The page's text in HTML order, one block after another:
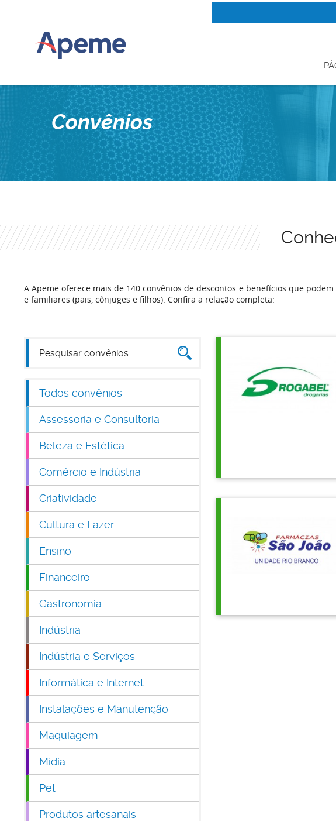
Convênios
A Apeme oferece mais de 140 convênios de descontos e benefícios que
e familiares (pais, cônjuges e filhos). Confira a relação completa:
Todos convênios
Assessoria e Consultoria
Beleza e Estética
Comércio e Indústria
Criatividade
Cultura e Lazer
Ensino
Financeiro
Gastronomia
Indústria
Indústria e Serviços
Informática e Internet
Instalações e Manutenção
Maquiagem
Mídia
Pet
Produtos artesanais